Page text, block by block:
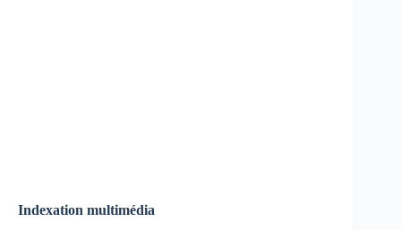
Indexation multimédia